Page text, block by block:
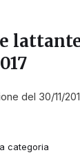
del 30/11/
categoria